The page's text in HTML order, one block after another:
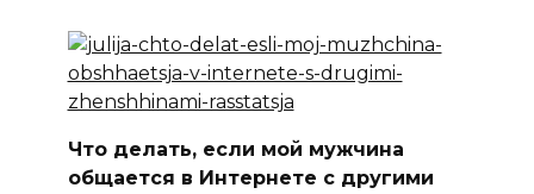
Что делать, если мой мужчина
общается в Интернете с другими